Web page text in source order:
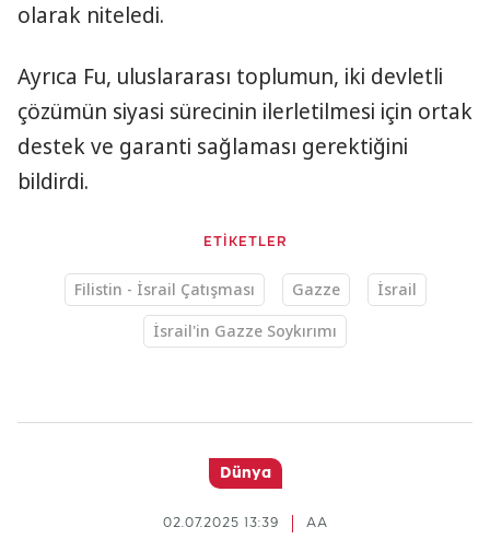
olarak niteledi.
Ayrıca Fu, uluslararası toplumun, iki devletli
çözümün siyasi sürecinin ilerletilmesi için ortak
destek ve garanti sağlaması gerektiğini
bildirdi.
ETİKETLER
Filistin - İsrail Çatışması Gazze
İsrail
İsrail'in Gazze Soykırımı
Dünya
AA
02.07.2025 13:39